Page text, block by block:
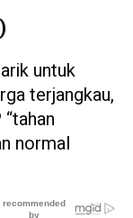
untuk
terjangkau,
normal